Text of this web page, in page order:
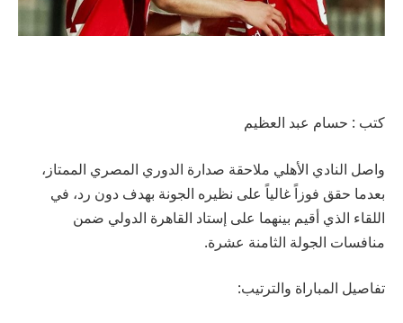
كتب : حسام عبد العظيم
واصل النادي الأهلي ملاحقة صدارة الدوري المصري الممتاز،
بعدما حقق فوزاً غالياً على نظيره الجونة بهدف دون رد، في
اللقاء الذي أقيم بينهما على إستاد القاهرة الدولي ضمن
منافسات الجولة الثامنة عشرة.
تفاصيل المباراة والترتيب: